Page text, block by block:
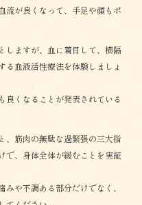
流が良くなって、手足や顔もポ
しますが、血に着目して、横隔
る血液活性療法を体験しましょ
良くなることが発表されている
、筋肉の無駄な過緊張の三大指
で、身体全体が緩むことを実証
や不調ある部分だけでなく、